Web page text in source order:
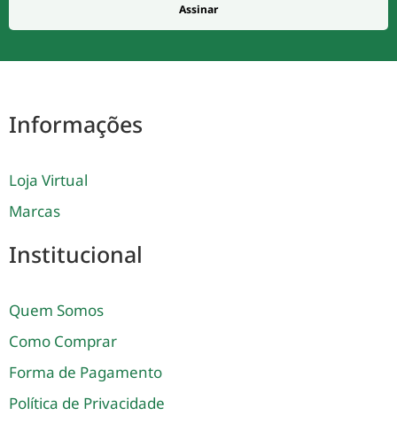
Assinar
Informações
Loja Virtual
Marcas
Institucional
Quem Somos
Como Comprar
Forma de Pagamento
Política de Privacidade